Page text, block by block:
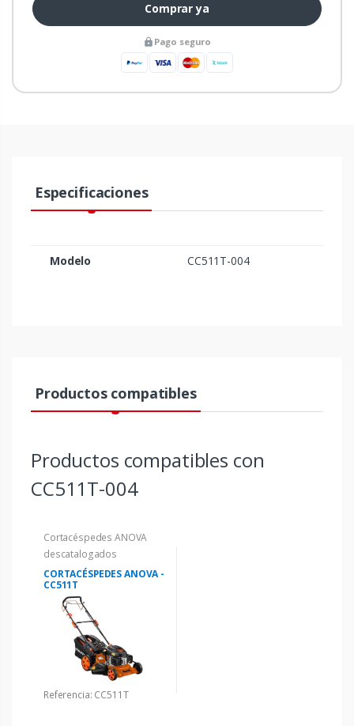
Comprar ya
Pago seguro
Especificaciones
Modelo CC511T-004
Productos compatibles
Productos compatibles con
CC511T-004
Cortacéspedes ANOVA
descatalogados
CORTACÉSPEDES ANOVA -
CC511T
Referencia: CC511T